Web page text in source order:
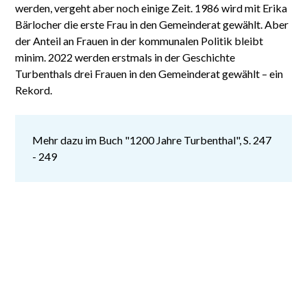
werden, vergeht aber noch einige Zeit. 1986 wird mit Erika
Bärlocher die erste Frau in den Gemeinderat gewählt. Aber
der Anteil an Frauen in der kommunalen Politik bleibt
minim. 2022 werden erstmals in der Geschichte
Turbenthals drei Frauen in den Gemeinderat gewählt – ein
Rekord.
Mehr dazu im Buch "1200 Jahre Turbenthal", S. 247
- 249